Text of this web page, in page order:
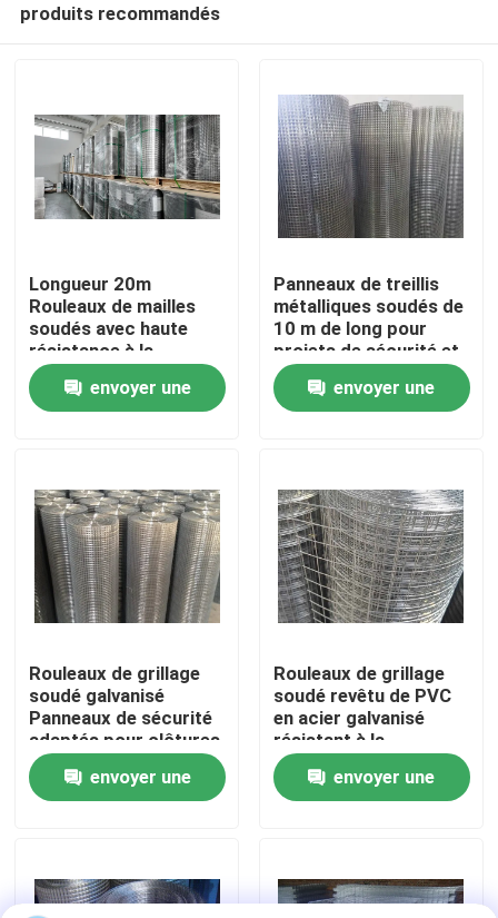
À la maison
Produits
Le spectacle VR
Visite de l'usine
Contrôle de la qualité
Nous contacter
Nouvelles
Fil tissé Mesh Screen
produits recommandés
Longueur 20m
Rouleaux de mailles
soudés avec haute
résistance à la
corrosion Idéal pour le
renforcement des
clôtures et des
envoyer une
Panneaux de treillis
métalliques soudés de
10 m de long pour
projets de sécurité et
de construction
envoyer une
Rouleaux de grillage
soudé galvanisé
Panneaux de sécurité
adaptés pour clôtures
industrielles, enclos
agricoles et barrières
de protection
envoyer une
Rouleaux de grillage
soudé revêtu de PVC
en acier galvanisé
résistant à la
corrosion pour
clôtures industrielles
et construction
envoyer une